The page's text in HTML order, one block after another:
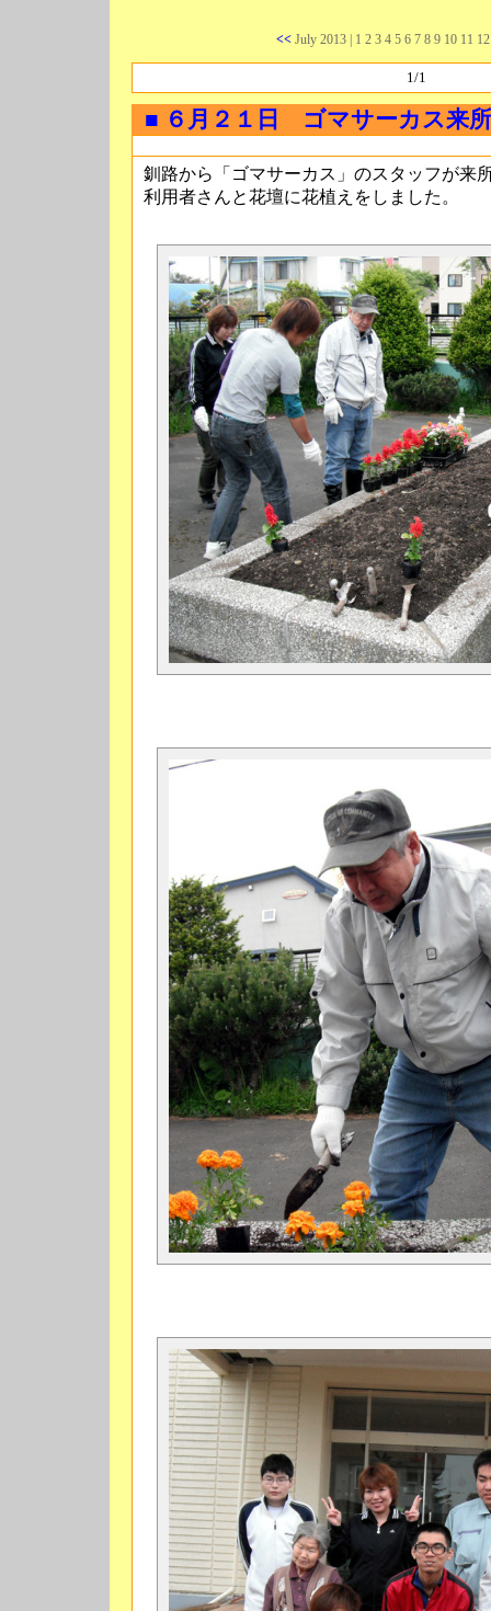
<< July 2013| 1 2 3 4 5 6 7 8 9 10 11
1/1
■ ６月２１日 ゴマサーカス来所
釧路から「ゴマサーカス」のスタッフが来
利用者さんと花壇に花植えをしました。